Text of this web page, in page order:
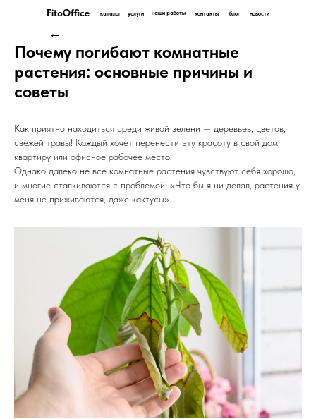
FitoOffice наши работы
услуги
каталог новости
блог
контакты
←
Почему погибают комнатные
растения: основные причины и
советы
Как приятно находиться среди живой зелени — деревьев, цветов,
свежей травы! Каждый хочет перенести эту красоту в свой дом,
квартиру или офисное рабочее место.
Однако далеко не все комнатные растения чувствуют себя хорошо,
и многие сталкиваются с проблемой: «Что бы я ни делал, растения у
меня не приживаются, даже кактусы».